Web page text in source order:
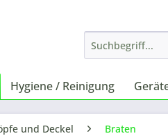
Hygiene / Reinigung
und Deckel Braten